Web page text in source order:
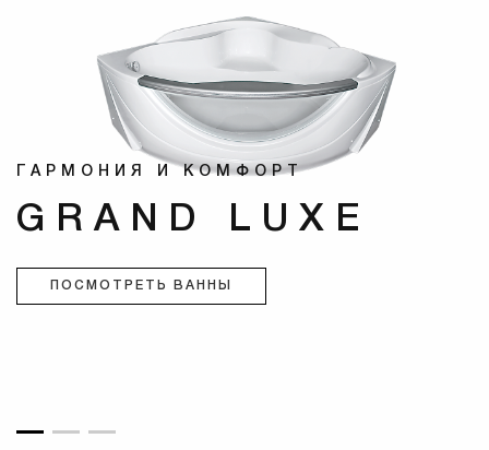
ГАРМОНИЯ И КОМФОРТ
GRAND LUXE
ПОСМОТРЕТЬ ВАННЫ